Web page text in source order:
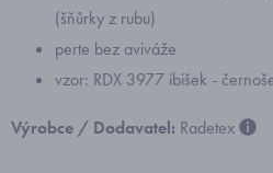
(šňůrky z rubu)
perte bez aviváže
vzor: RDX 3977 ibišek -
Výrobce / Dodavatel: Radetex